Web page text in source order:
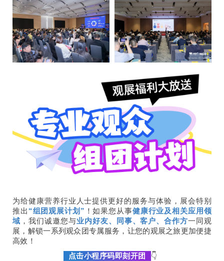
为给健康营养行业人士提供更好的服务与体验，展会特别
推出 “组团观展计划” ！如果您从事健康行业及相关应用领
域 ，我们诚邀您与业内好友、同事、客户、合作方一同观
展， 解锁一系列观众团专属服务， 让您的观展之旅更加便捷
高效！
点击小程序码即刻开团
👇